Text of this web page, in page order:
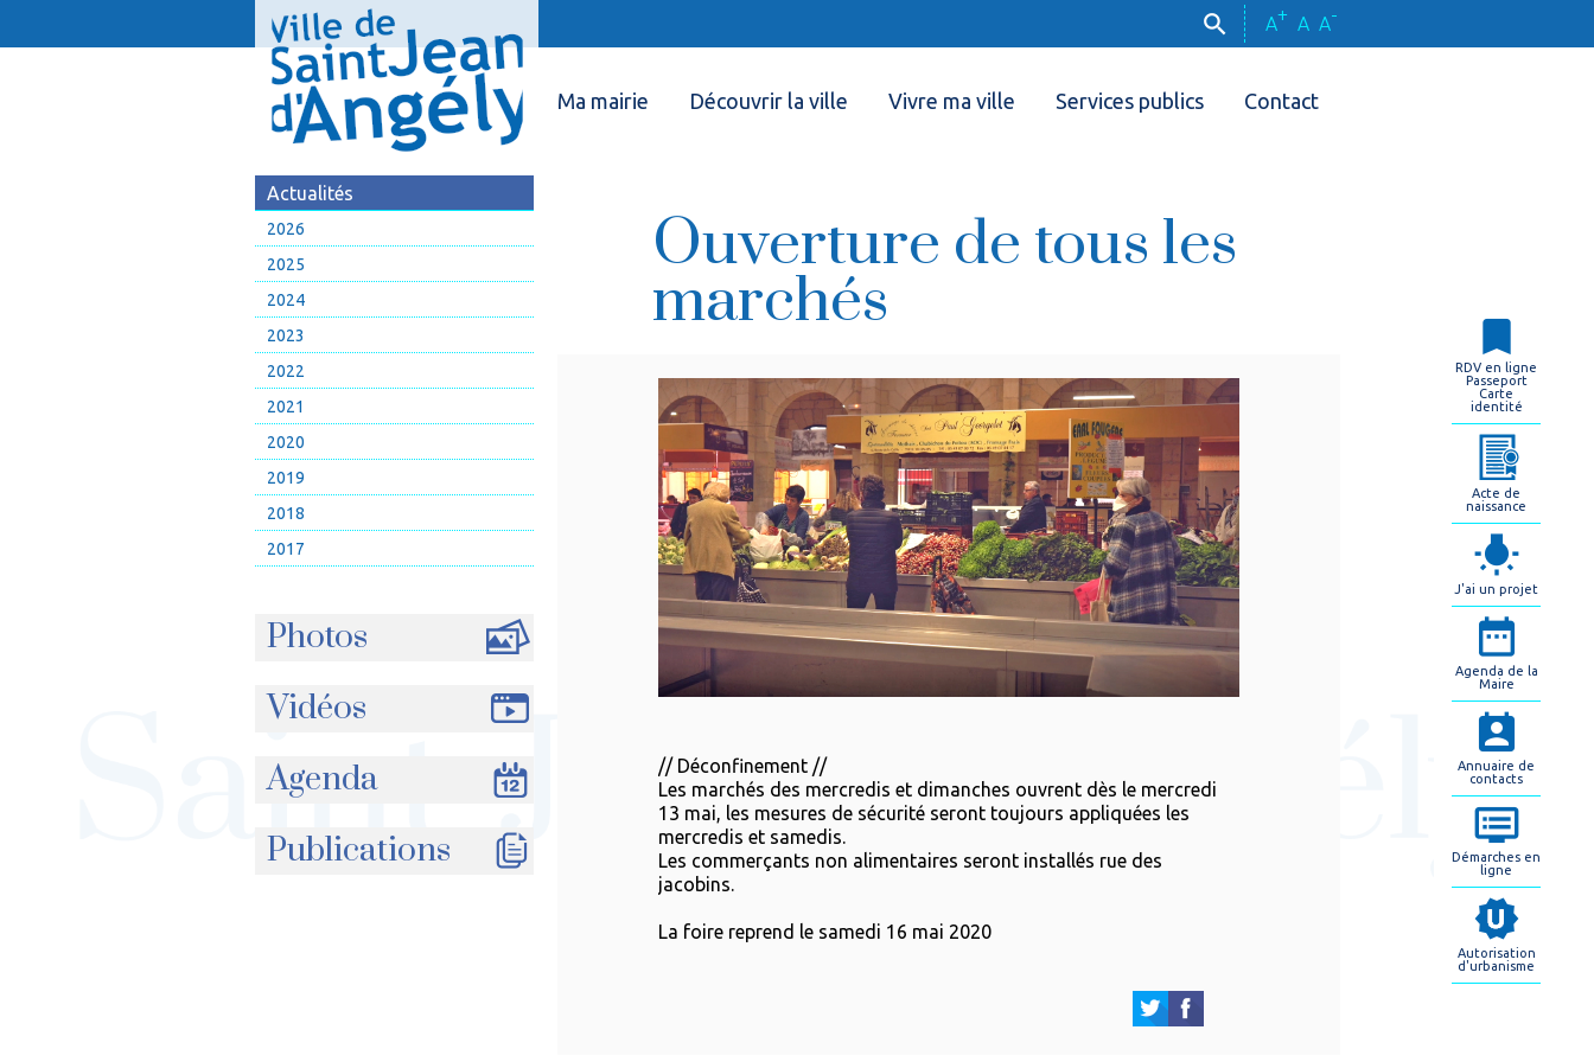
A+ A A-
Ma mairie Découvrir la ville Vivre ma ville Services publics Contact
Actualités
2026
2025
2024
2023
2022
2021
2020
2019
2018
2017
Photos
Vidéos
Agenda
Publications
Ouverture de tous les
marchés
// Déconfinement //
Les marchés des mercredis et dimanches ouvrent dès le mercredi
13 mai, les mesures de sécurité seront toujours appliquées les
mercredis et samedis.
Les commerçants non alimentaires seront installés rue des
jacobins.
La foire reprend le samedi 16 mai 2020
RDV en ligne
Passeport
Carte
identité
Acte de
naissance
J'ai un projet
Agenda de la
Maire
Annuaire de
contacts
Démarches en
ligne
Autorisation
d'urbanisme